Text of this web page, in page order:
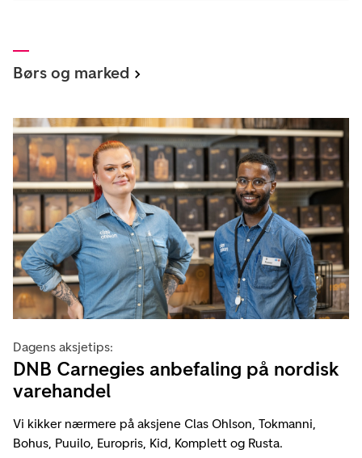
Børs og marked
Dagens aksjetips:
DNB Carnegies anbefaling på nordisk
varehandel
Vi kikker nærmere på aksjene Clas Ohlson, Tokmanni,
Bohus, Puuilo, Europris, Kid, Komplett og Rusta.